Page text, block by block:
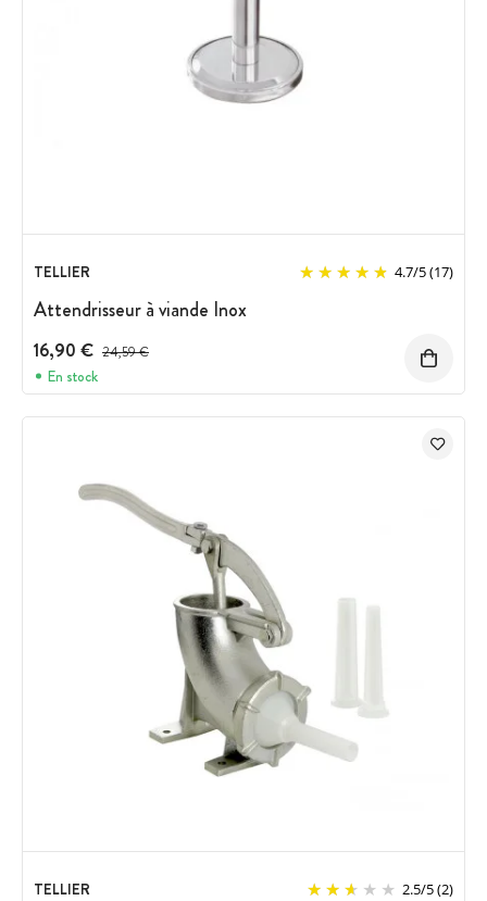
TELLIER 4.7/5(17)
Attendrisseur à viande Inox
16,90 € Prix avant réduction :
24,59 €
En stock
TELLIER 2.5/5(2)